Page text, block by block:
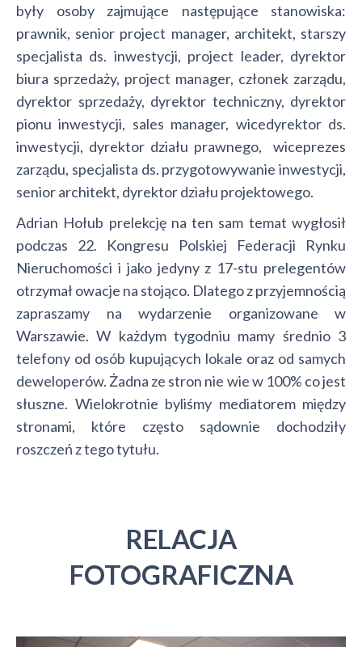
były osoby zajmujące następujące stanowiska:
prawnik, senior project manager, architekt, starszy
specjalista ds. inwestycji, project leader, dyrektor
biura sprzedaży, project manager, członek zarządu,
dyrektor sprzedaży, dyrektor techniczny, dyrektor
pionu inwestycji, sales manager, wicedyrektor ds.
inwestycji, dyrektor działu prawnego, wiceprezes
zarządu, specjalista ds. przygotowywanie inwestycji,
senior architekt, dyrektor działu projektowego.
Adrian Hołub prelekcję na ten sam temat wygłosił
podczas 22. Kongresu Polskiej Federacji Rynku
Nieruchomości i jako jedyny z 17-stu prelegentów
otrzymał owacje na stojąco. Dlatego z przyjemnością
zapraszamy na wydarzenie organizowane w
Warszawie. W każdym tygodniu mamy średnio 3
telefony od osób kupujących lokale oraz od samych
deweloperów. Żadna ze stron nie wie w 100% co jest
słuszne. Wielokrotnie byliśmy mediatorem między
stronami, które często sądownie dochodziły
roszczeń z tego tytułu.
RELACJA
FOTOGRAFICZNA